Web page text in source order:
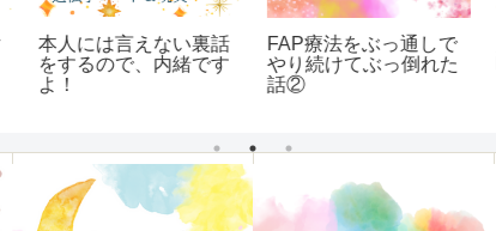
本人には言えない裏話
をするので、内緒です
よ！
FAP療法をぶっ通しで
やり続けてぶっ倒れた
話②